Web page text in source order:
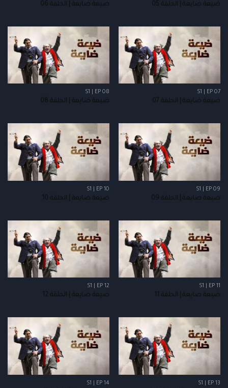
ضيعة ضايعة | الحلقة 05 ضيعة ضايعة | الحلقة 06
S1 | EP 07
ضيعة ضايعة | الحلقة 07
S1 | EP 08
ضيعة ضايعة | الحلقة 08
S1 | EP 09
ضيعة ضايعة | الحلقة 09
S1 | EP 10
ضيعة ضايعة | الحلقة 10
S1 | EP 11
ضيعة ضايعة | الحلقة 11
S1 | EP 12
ضيعة ضايعة | الحلقة 12
S1 | EP 13
S1 | EP 14